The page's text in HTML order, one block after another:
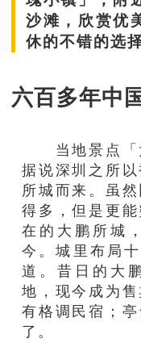
沙滩，欣赏优
休的不错的选择
六百多年中
当地景点「
据说深圳之所以
所城而来。虽然
得多，但是 更能
在 的大鹏所城
今 。城里布局
道。昔日 的 大
地 ， 现今成为
有格调民宿 ；亭
了。